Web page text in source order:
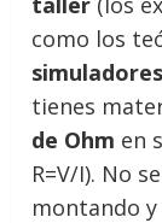
como los
tienes
de Ohm en
R=V/I). No
montando